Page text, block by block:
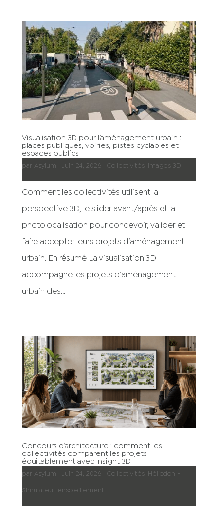
Visualisation 3D pour l’aménagement urbain :
places publiques, voiries, pistes cyclables et
espaces publics
par Asylum Juin 24, 2026| Collectivités, Images 3D
Comment les collectivités utilisent la
perspective 3D, le slider avant/après et la
photolocalisation pour concevoir, valider et
faire accepter leurs projets d’aménagement
urbain. En résumé La visualisation 3D
accompagne les projets d’aménagement
urbain des...
Concours d’architecture : comment les
collectivités comparent les projets
équitablement avec Insight 3D
par Asylum Juin 24, 2026| Collectivités, Héliodon -
Simulateur ensoleillement